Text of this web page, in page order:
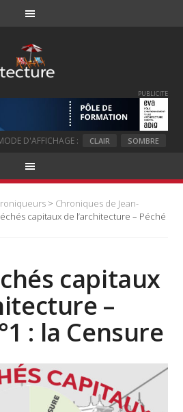
PUBLICITE
D'AFFICHAGE : CLAIR SOMBRE
> Chroniques de Jean-
capitaux de l’architecture – Péché
capitaux
–
: la Censure